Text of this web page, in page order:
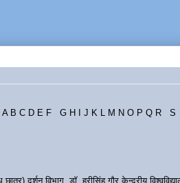
A B C D E F G H I J K L M N O P Q R S
दर्शन विभाग, डॉ. हरीसिंह गौर केन्द्रीय